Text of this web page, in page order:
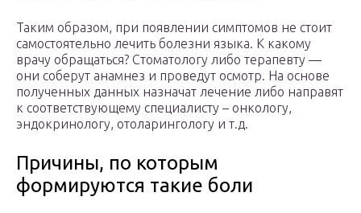
Таким образом, при появлении симптомов не стоит
самостоятельно лечить болезни языка. К какому
врачу обращаться? Стоматологу либо терапевту —
они соберут анамнез и проведут осмотр. На основе
полученных данных назначат лечение либо направят
к соответствующему специалисту – онкологу,
эндокринологу, отоларингологу и т.д.
Причины, по которым
формируются такие боли